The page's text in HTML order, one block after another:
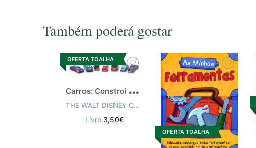
Também poderá gostar
OFERTA TOALHA
C
arros: Constroi E Brinca
THE WALT DISNEY COMPANY IBERIA
Livro 3,50€
OFERTA TOALHA